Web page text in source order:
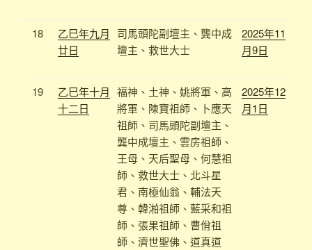
18
乙巳年九月
廿日
司馬頭陀副壇主、龔中成
壇主、救世大士
2025年11
月9日
19
乙巳年十月
十二日
福神、土神、姚將軍、高
將軍、陳寶祖師、卜應天
祖師、司馬頭陀副壇主、
龔中成壇主、雲房祖師、
王母、天后聖母、 何慧祖
師、 救世大士、 北斗星
君、 南極仙翁、 輔法天
尊、 韓湐祖師、 藍采和祖
師、 張果祖師、曹佾祖
師、 濟世聖佛、 道真道
2025年12
月1日